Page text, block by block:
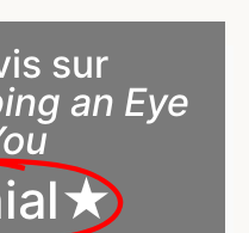
sur
an Eye